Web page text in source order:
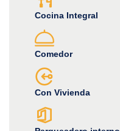
Cocina Integral
Comedor
Con Vivienda